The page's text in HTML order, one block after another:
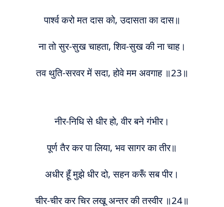
पार्श्व करो मत दास को, उदासता का दास॥
नातो सुर-सुख चाहता, शिव-सुख की ना चाह।
तवथुति-सरवर में सदा, होवे मम अवगाह ॥23॥
नीर-निधि से धीर हो, वीर बने गंभीर।
पूर्ण तैर कर पा लिया, भव सागर का तीर॥
अधीर हूँ मुझे धीर दो, सहन करूँ सब पीर।
चीर-चीर कर चिर लखू अन्तर की तस्वीर ॥24॥